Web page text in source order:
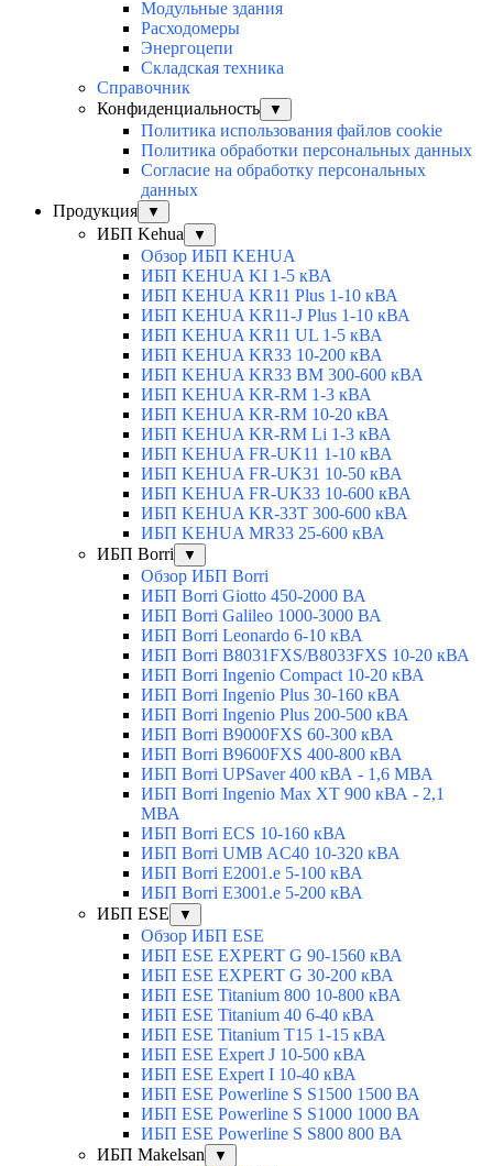
Модульные здания
Расходомеры
Энергоцепи
Складская техника
Справочник
Конфиденциальность
▼
Политика использования файлов cookie
Политика обработки персональных данных
Согласие на обработку персональных
данных
Продукция
▼
ИБП Kehua ▼
Обзор ИБП KEHUA
ИБП KEHUA KI 1-5 кВА
ИБП KEHUA KR11 Plus 1-10 кВА
ИБП KEHUA KR11-J Plus 1-10 кВА
ИБП KEHUA KR11 UL 1-5 кВА
ИБП KEHUA KR33 10-200 кВА
ИБП KEHUA KR33 BM 300-600 кВА
ИБП KEHUA KR-RM 1-3 кВА
ИБП KEHUA KR-RM 10-20 кВА
ИБП KEHUA KR-RM Li 1-3 кВА
ИБП KEHUA FR-UK11 1-10 кВА
ИБП KEHUA FR-UK31 10-50 кВА
ИБП KEHUA FR-UK33 10-600 кВА
ИБП KEHUA KR-33T 300-600 кВА
ИБП KEHUA MR33 25-600 кВА
ИБП Borri
▼
Обзор ИБП Borri
ИБП Borri Giotto 450-2000 ВА
ИБП Borri Galileo 1000-3000 ВА
ИБП Borri Leonardo 6-10 кВА
ИБП Borri B8031FXS/B8033FXS 10-20 кВА
ИБП Borri Ingenio Compact 10-20 кВА
ИБП Borri Ingenio Plus 30-160 кВА
ИБП Borri Ingenio Plus 200-500 кВА
ИБП Borri B9000FXS 60-300 кВА
ИБП Borri B9600FXS 400-800 кВА
ИБП Borri UPSaver 400 кВА - 1,6 МВА
ИБП Borri Ingenio Max XT 900 кВА - 2,1
МВА
ИБП Borri ECS 10-160 кВА
ИБП Borri UMB AC40 10-320 кВА
ИБП Borri E2001.e 5-100 кВА
ИБП Borri E3001.e 5-200 кВА
ИБП ESE
▼
Обзор ИБП ESE
ИБП ESE EXPERT G 90-1560 кВА
ИБП ESE EXPERT G 30-200 кВА
ИБП ESE Titanium 800 10-800 кВА
ИБП ESE Titanium 40 6-40 кВА
ИБП ESE Titanium T15 1-15 кВА
ИБП ESE Expert J 10-500 кВА
ИБП ESE Expert I 10-40 кВА
ИБП ESE Powerline S S1500 1500 ВА
ИБП ESE Powerline S S1000 1000 ВА
ИБП ESE Powerline S S800 800 ВА
ИБП Makelsan
▼